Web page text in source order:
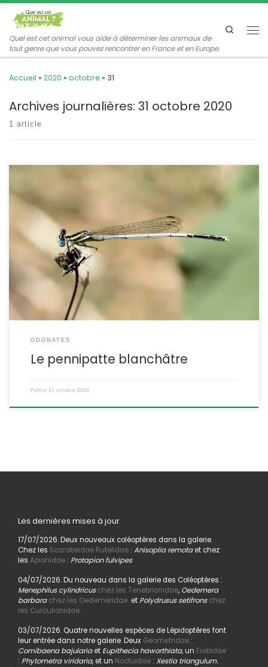
Passer au contenu
Quel est cet animal vous aide à déterminer les animaux de
tout genre que vous pouvez rencontrer en France et en Europe.
Search
Accueil » 2020 » octobre » 31
Archives journalières: 31 octobre 2020
1 article
C’est un agrion très pâle, avec le thorax orangé chez les femelles
et bleu ou verdâtre chez les mâles. C’est au bord des cours d’eau
à courant lent qu’on peut le rencontrer, généralement en grand
nombre. Platycnemis latipes Rambur,1842 L’agrion blanchâtre
POSITION SYSTÉMATIQUE : Insecte, Odonate, Zygoptère Famille des
Platycnemididae. Les Platycnemididae ont […]
ODONATES
Le pennipatte blanchâtre
Publié 31 octobre 2020
Les dernières mises à jour
17/07/2026. Deux nouveaux coléoptères dans la galerie.
Chez les Scarabeidae Rutelidae: Anisoplia remotaet chez
les Apionidae: Protapion fulvipes
04/07/2026. Du nouveau dans la galerie des Coléoptères :
Menephilus cylindricus chez les Tenebrionidae,Oedemera
barbara chez les Oedemeridaeet Polydrusus setifrons chez
les Curculionidae.
03/07/2026. Quatre nouvelles espèces de Lépidoptères font
leur entrée dans notre galerie. Deux Geometridae:
Comibaena bajulariaet Eupithecia haworthiata,un Erebidae
: Phytometra viridaria, et un Noctuidae: Xestia triangulum.